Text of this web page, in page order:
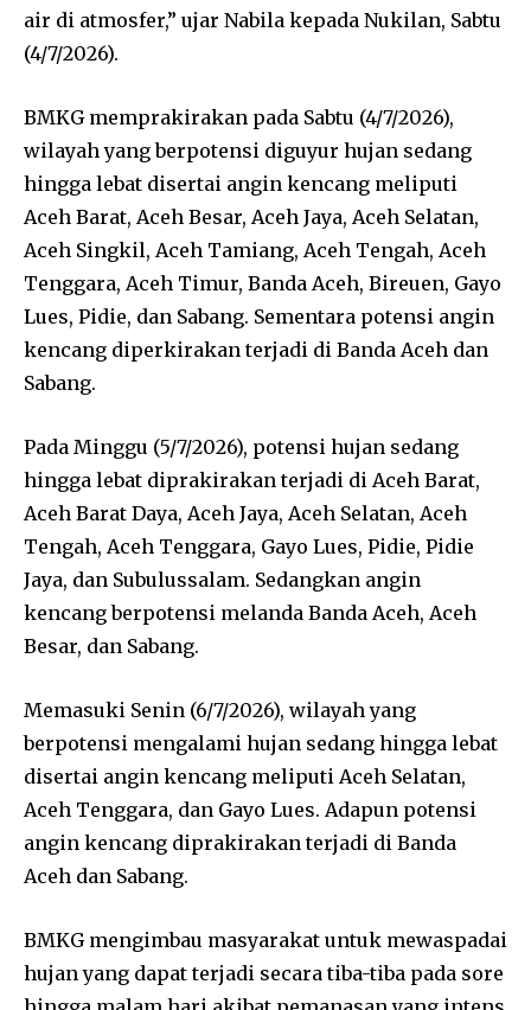
air di atmosfer,” ujar Nabila kepada Nukilan, Sabtu
(4/7/2026).
BMKG memprakirakan pada Sabtu (4/7/2026),
wilayah yang berpotensi diguyur hujan sedang
hingga lebat disertai angin kencang meliputi
Aceh Barat, Aceh Besar, Aceh Jaya, Aceh Selatan,
Aceh Singkil, Aceh Tamiang, Aceh Tengah, Aceh
Tenggara, Aceh Timur, Banda Aceh, Bireuen, Gayo
Lues, Pidie, dan Sabang. Sementara potensi angin
kencang diperkirakan terjadi di Banda Aceh dan
Sabang.
Pada Minggu (5/7/2026), potensi hujan sedang
hingga lebat diprakirakan terjadi di Aceh Barat,
Aceh Barat Daya, Aceh Jaya, Aceh Selatan, Aceh
Tengah, Aceh Tenggara, Gayo Lues, Pidie, Pidie
Jaya, dan Subulussalam. Sedangkan angin
kencang berpotensi melanda Banda Aceh, Aceh
Besar, dan Sabang.
Memasuki Senin (6/7/2026), wilayah yang
berpotensi mengalami hujan sedang hingga lebat
disertai angin kencang meliputi Aceh Selatan,
Aceh Tenggara, dan Gayo Lues. Adapun potensi
angin kencang diprakirakan terjadi di Banda
Aceh dan Sabang.
BMKG mengimbau masyarakat untuk mewaspadai
hujan yang dapat terjadi secara tiba-tiba pada sore